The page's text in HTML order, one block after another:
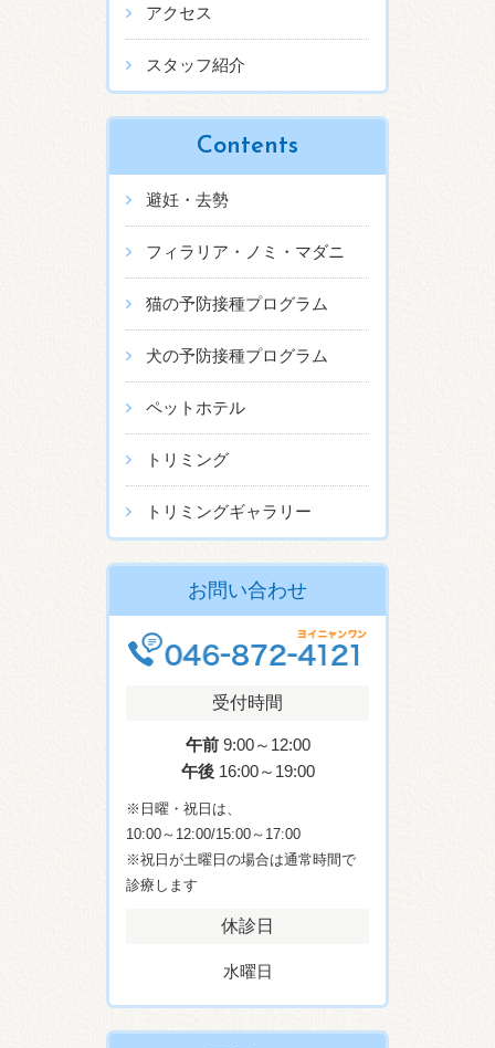
アクセス
スタッフ紹介
Contents
避妊・去勢
フィラリア・ノミ・マダニ
猫の予防接種プログラム
犬の予防接種プログラム
ペットホテル
トリミング
トリミングギャラリー
お問い合わせ
受付時間
午前9:00～12:00
午後16:00～19:00
※日曜・祝日は、
10:00～12:00/15:00～17:00
※祝日が土曜日の場合は通常時間で
診療します
休診日
水曜日